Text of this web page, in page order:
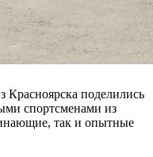
Красноярска поделились
спортсменами из
так и опытные